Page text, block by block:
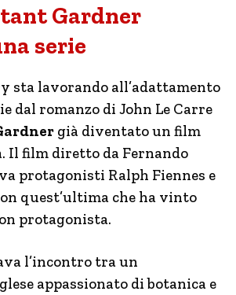
Gardner
serie
sta lavorando all’adattamento
dal romanzo di John Le Carre
già diventato un film
Il film diretto da Fernando
protagonisti Ralph Fiennes e
quest’ultima che ha vinto
protagonista.
l’incontro tra un
appassionato di botanica e